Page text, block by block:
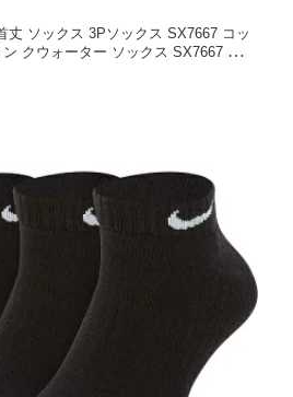
丈 ソックス 3Pソックス SX7667 コッ
クウォーター ソックス SX7667 スポ
ト ブラック マルチ